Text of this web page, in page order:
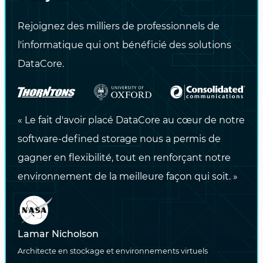
codage d’effacement permettent aux
équipes informatiques de créer des copies
des données et des sauvegardes et de les
différent à des fins de récupération.
La dernièrecertification Veeam Readyde
Swarm, « Veeam Ready Object Storage
Repository with Immutability » (référentiel de
stockage objet compatible Veeam avec
immuabilité), témoigne de cette nouvelle
fonctionnalité de verrouillage d’objet S3 et de
sa fiabilité pour protéger les sauvegardes
contre la falsification ou la suppression.
Rejoignez des milliers de professionnels de
l'informatique qui ont bénéficié des solutions
DataCore.
« Le fait d'avoir placé DataCore au cœur de notre
software-defined storage nous a permis de
gagner en flexibilité, tout en renforçant notre
environnement de la meilleure façon qui soit. »
Lamar Nicholson
Architecte en stockage et environnements virtuels